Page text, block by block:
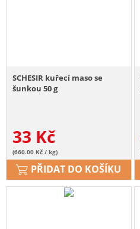
SCHESIR kuřecí maso se
šunkou 50 g
33 Kč
(660.00 Kč / kg)
PŘIDAT DO KOŠÍKU